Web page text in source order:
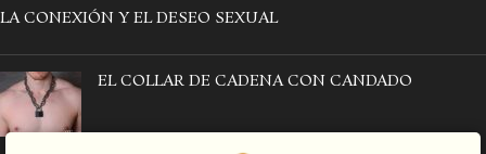
LA CONEXIÓN Y EL DESEO SEXUAL
EL COLLAR DE CADENA CON CANDADO